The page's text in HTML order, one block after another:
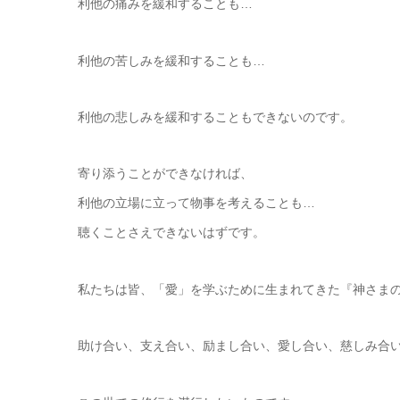
利他の痛みを緩和することも…
利他の苦しみを緩和することも…
利他の悲しみを緩和することもできないのです。
寄り添うことができなければ、
利他の立場に立って物事を考えることも…
聴くことさえできないはずです。
私たちは皆、「愛」を学ぶために生まれてきた『神さま
助け合い、支え合い、励まし合い、愛し合い、慈しみ合